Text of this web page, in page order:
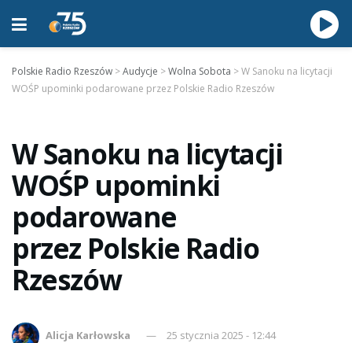
Polskie Radio Rzeszów >Audycje >Wolna Sobota >W Sanoku na licytacji
WOŚP upominki podarowane przez Polskie Radio Rzeszów
W Sanoku na licytacji
WOŚP upominki
podarowane
przez Polskie Radio
Rzeszów
Alicja Karłowska
25 stycznia 2025 - 12:44